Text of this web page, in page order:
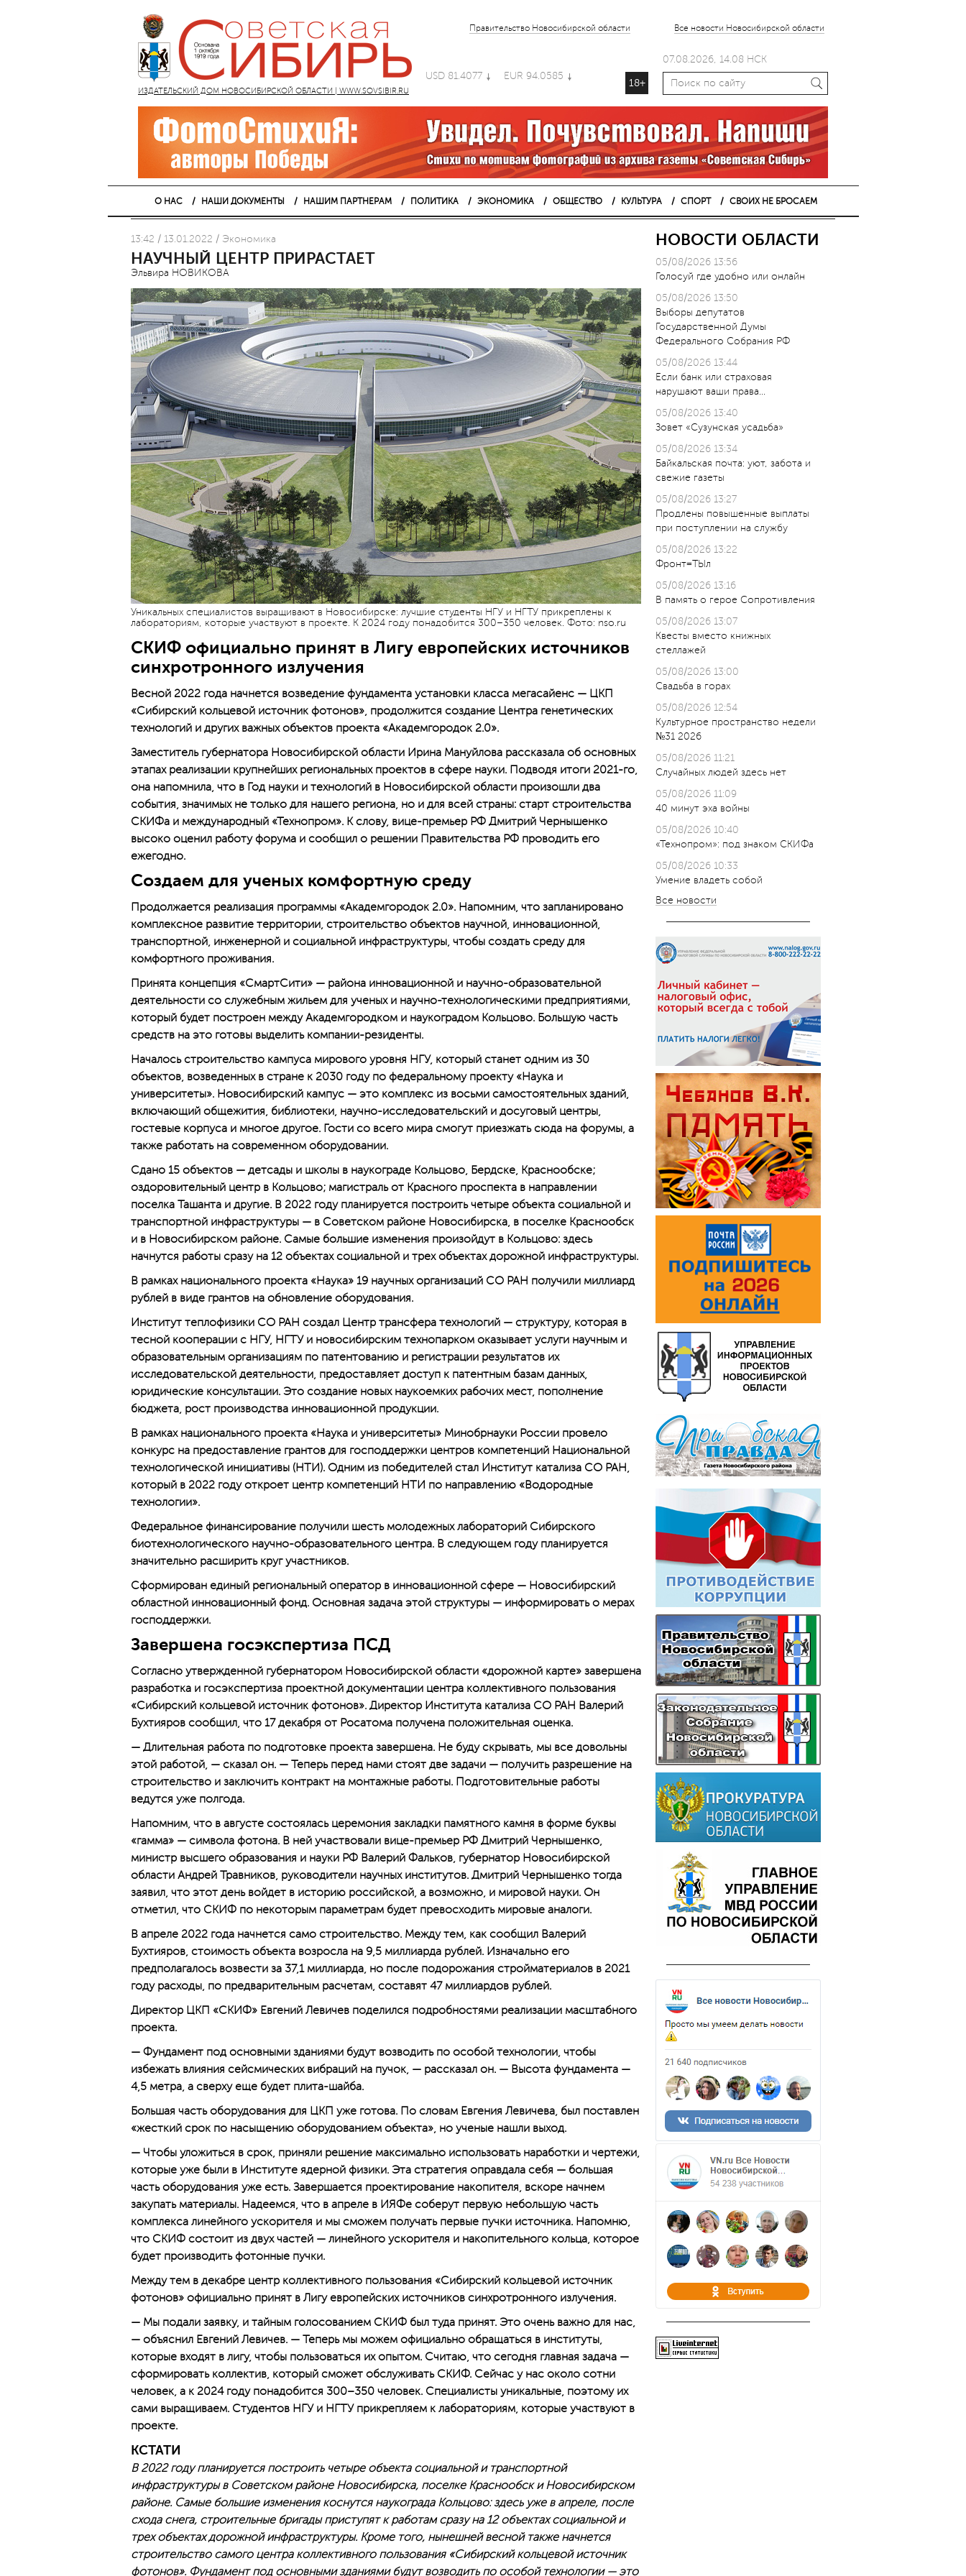
ИЗДАТЕЛЬСКИЙ ДОМ НОВОСИБИРСКОЙ ОБЛАСТИ | WWW.SOVSIBIR.RU
Правительство Новосибирской области Все новости Новосибирской области
USD 81.4077 EUR 94.0585
18+
07.08.2026, 14.08 НСК
О НАС НАШИ ДОКУМЕНТЫ НАШИМ ПАРТНЕРАМ ПОЛИТИКА ЭКОНОМИКА ОБЩЕСТВО КУЛЬТУРА СПОРТ СВОИХ НЕ БРОСАЕМ
13:42 / 13.01.2022 / Экономика
НАУЧНЫЙ ЦЕНТР ПРИРАСТАЕТ
Эльвира НОВИКОВА
Уникальных специалистов выращивают в Новосибирске: лучшие студенты НГУ и НГТУ прикреплены к
лабораториям, которые участвуют в проекте. К 2024 году понадобится 300–350 человек. Фото: nso.ru
СКИФ официально принят в Лигу европейских источников
синхротронного излучения
Весной 2022 года начнется возведение фундамента установки класса мегасайенс — ЦКП
«Сибирский кольцевой источник фотонов», продолжится создание Центра генетических
технологий и других важных объектов проекта «Академгородок 2.0».
Заместитель губернатора Новосибирской области Ирина Мануйлова рассказала об основных
этапах реализации крупнейших региональных проектов в сфере науки. Подводя итоги 2021-го,
она напомнила, что в Год науки и технологий в Новосибирской области произошли два
события, значимых не только для нашего региона, но и для всей страны: старт строительства
СКИФа и международный «Технопром». К слову, вице-премьер РФ Дмитрий Чернышенко
высоко оценил работу форума и сообщил о решении Правительства РФ проводить его
ежегодно.
Создаем для ученых комфортную среду
Продолжается реализация программы «Академгородок 2.0». Напомним, что запланировано
комплексное развитие территории, строительство объектов научной, инновационной,
транспортной, инженерной и социальной инфраструктуры, чтобы создать среду для
комфортного проживания.
Принята концепция «СмартСити» — района инновационной и научно-образовательной
деятельности со служебным жильем для ученых и научно-технологическими предприятиями,
который будет построен между Академгородком и наукоградом Кольцово. Большую часть
средств на это готовы выделить компании-резиденты.
Началось строительство кампуса мирового уровня НГУ, который станет одним из 30
объектов, возведенных в стране к 2030 году по федеральному проекту «Наука и
университеты». Новосибирский кампус — это комплекс из восьми самостоятельных зданий,
включающий общежития, библиотеки, научно-исследовательский и досуговый центры,
гостевые корпуса и многое другое. Гости со всего мира смогут приезжать сюда на форумы, а
также работать на современном оборудовании.
Сдано 15 объектов — детсады и школы в наукограде Кольцово, Бердске, Краснообске;
оздоровительный центр в Кольцово; магистраль от Красного проспекта в направлении
поселка Ташанта и другие. В 2022 году планируется построить четыре объекта социальной и
транспортной инфраструктуры — в Советском районе Новосибирска, в поселке Краснообск
и в Новосибирском районе. Самые большие изменения произойдут в Кольцово: здесь
начнутся работы сразу на 12 объектах социальной и трех объектах дорожной инфраструктуры.
В рамках национального проекта «Наука» 19 научных организаций СО РАН получили миллиард
рублей в виде грантов на обновление оборудования.
Институт теплофизики СО РАН создал Центр трансфера технологий — структуру, которая в
тесной кооперации с НГУ, НГТУ и новосибирским технопарком оказывает услуги научным и
образовательным организациям по патентованию и регистрации результатов их
исследовательской деятельности, предоставляет доступ к патентным базам данных,
юридические консультации. Это создание новых наукоемких рабочих мест, пополнение
бюджета, рост производства инновационной продукции.
В рамках национального проекта «Наука и университеты» Минобрнауки России провело
конкурс на предоставление грантов для господдержки центров компетенций Национальной
технологической инициативы (НТИ). Одним из победителей стал Институт катализа СО РАН,
который в 2022 году откроет центр компетенций НТИ по направлению «Водородные
технологии».
Федеральное финансирование получили шесть молодежных лабораторий Сибирского
биотехнологического научно-образовательного центра. В следующем году планируется
значительно расширить круг участников.
Сформирован единый региональный оператор в инновационной сфере — Новосибирский
областной инновационный фонд. Основная задача этой структуры — информировать о мерах
господдержки.
Завершена госэкспертиза ПСД
Согласно утвержденной губернатором Новосибирской области «дорожной карте» завершена
разработка и госэкспертиза проектной документации центра коллективного пользования
«Сибирский кольцевой источник фотонов». Директор Института катализа СО РАН Валерий
Бухтияров сообщил, что 17 декабря от Росатома получена положительная оценка.
— Длительная работа по подготовке проекта завершена. Не буду скрывать, мы все довольны
этой работой, — сказал он. — Теперь перед нами стоят две задачи — получить разрешение на
строительство и заключить контракт на монтажные работы. Подготовительные работы
ведутся уже полгода.
Напомним, что в августе состоялась церемония закладки памятного камня в форме буквы
«гамма» — символа фотона. В ней участвовали вице-премьер РФ Дмитрий Чернышенко,
министр высшего образования и науки РФ Валерий Фальков, губернатор Новосибирской
области Андрей Травников, руководители научных институтов. Дмитрий Чернышенко тогда
заявил, что этот день войдет в историю российской, а возможно, и мировой науки. Он
отметил, что СКИФ по некоторым параметрам будет превосходить мировые аналоги.
В апреле 2022 года начнется само строительство. Между тем, как сообщил Валерий
Бухтияров, стоимость объекта возросла на 9,5 миллиарда рублей. Изначально его
предполагалось возвести за 37,1 миллиарда, но после подорожания стройматериалов в 2021
году расходы, по предварительным расчетам, составят 47 миллиардов рублей.
Директор ЦКП «СКИФ» Евгений Левичев поделился подробностями реализации масштабного
проекта.
— Фундамент под основными зданиями будут возводить по особой технологии, чтобы
избежать влияния сейсмических вибраций на пучок, — рассказал он. — Высота фундамента —
4,5 метра, а сверху еще будет плита-шайба.
Большая часть оборудования для ЦКП уже готова. По словам Евгения Левичева, был поставлен
«жесткий срок по насыщению оборудованием объекта», но ученые нашли выход.
— Чтобы уложиться в срок, приняли решение максимально использовать наработки и чертежи,
которые уже были в Институте ядерной физики. Эта стратегия оправдала себя — большая
часть оборудования уже есть. Завершается проектирование накопителя, вскоре начнем
закупать материалы. Надеемся, что в апреле в ИЯФе соберут первую небольшую часть
комплекса линейного ускорителя и мы сможем получать первые пучки источника. Напомню,
что СКИФ состоит из двух частей — линейного ускорителя и накопительного кольца, которое
будет производить фотонные пучки.
Между тем в декабре центр коллективного пользования «Сибирский кольцевой источник
фотонов» официально принят в Лигу европейских источников синхротронного излучения.
— Мы подали заявку, и тайным голосованием СКИФ был туда принят. Это очень важно для нас,
— объяснил Евгений Левичев. — Теперь мы можем официально обращаться в институты,
которые входят в лигу, чтобы пользоваться их опытом. Считаю, что сегодня главная задача —
сформировать коллектив, который сможет обслуживать СКИФ. Сейчас у нас около сотни
человек, а к 2024 году понадобится 300–350 человек. Специалисты уникальные, поэтому их
сами выращиваем. Студентов НГУ и НГТУ прикрепляем к лабораториям, которые участвуют в
проекте.
КСТАТИ
В 2022 году планируется построить четыре объекта социальной и транспортной
инфраструктуры в Советском районе Новосибирска, поселке Краснообск и Новосибирском
районе. Самые большие изменения коснутся наукограда Кольцово: здесь уже в апреле, после
схода снега, строительные бригады приступят к работам сразу на 12 объектах социальной и
трех объектах дорожной инфраструктуры. Кроме того, нынешней весной также начнется
строительство самого центра коллективного пользования «Сибирский кольцевой источник
фотонов». Фундамент под основными зданиями будут возводить по особой технологии — это
НОВОСТИ ОБЛАСТИ
05/08/2026 13:56
Голосуй где удобно или онлайн
05/08/2026 13:50
Выборы депутатов
Государственной Думы
Федерального Собрания РФ
05/08/2026 13:44
Если банк или страховая
нарушают ваши права…
05/08/2026 13:40
Зовет «Сузунская усадьба»
05/08/2026 13:34
Байкальская почта: уют, забота и
свежие газеты
05/08/2026 13:27
Продлены повышенные выплаты
при поступлении на службу
05/08/2026 13:22
Фронт=ТЫл
05/08/2026 13:16
В память о герое Сопротивления
05/08/2026 13:07
Квесты вместо книжных
стеллажей
05/08/2026 13:00
Свадьба в горах
05/08/2026 12:54
Культурное пространство недели
№31 2026
05/08/2026 11:21
Случайных людей здесь нет
05/08/2026 11:09
40 минут эха войны
05/08/2026 10:40
«Технопром»: под знаком СКИФа
05/08/2026 10:33
Умение владеть собой
Все новости